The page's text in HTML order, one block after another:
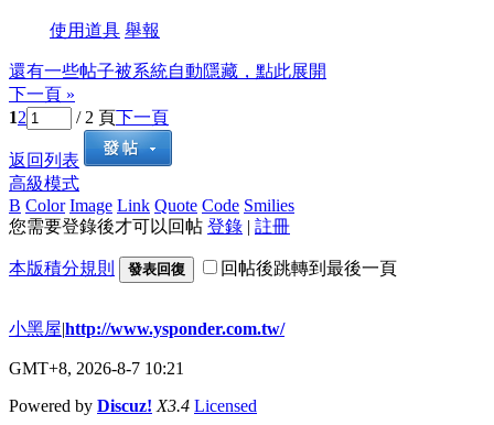
使用道具 舉報
還有一些帖子被系統自動隱藏，點此展開
下一頁 »
12 / 2 頁下一頁
返回列表
高級模式
B Color Image Link Quote Code Smilies
您需要登錄後才可以回帖 登錄 | 註冊
本版積分規則 發表回復 回帖後跳轉到最後一頁
小黑屋|http://www.ysponder.com.tw/
GMT+8, 2026-8-7 10:21
Powered by Discuz! X3.4 Licensed